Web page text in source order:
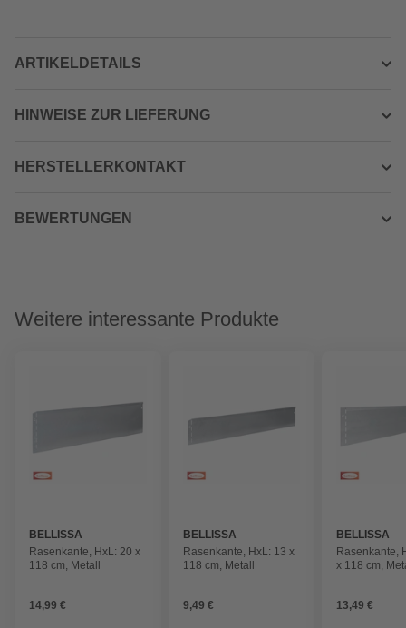
ARTIKELDETAILS
HINWEISE ZUR LIEFERUNG
HERSTELLERKONTAKT
BEWERTUNGEN
Weitere interessante Produkte
BELLISSA
Rasenkante, HxL: 20 x
118 cm, Metall
14,99 €
BELLISSA
Rasenkante, HxL: 13 x
118 cm, Metall
9,49 €
BELLISSA
Rasenkante,
x 118 cm,
13,49 €